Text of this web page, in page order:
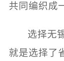
共同编织成
选择无
就是选择了